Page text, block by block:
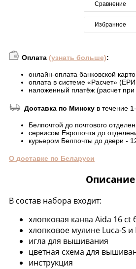
Сравнение
Избранное
Оплата (узнать больше):
онлайн-оплата банковской
оплата в системе «Расчет»
наложенный платёж (расчет при
Доставка по Минску в течение
Белпочтой до почтового
сервисом Европочта до
курьером Белпочты до двери -
О доставке по Беларуси
Описание
В состав набора входит:
хлопковая канва Aida 16 ct
хлопковое мулине Luca-S и
игла для вышивания
цветная схема для
инструкция